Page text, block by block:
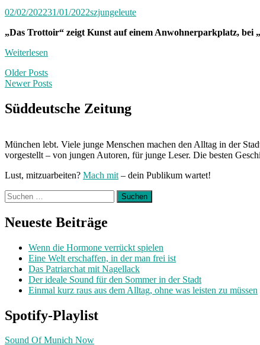
02/02/202231/01/2022szjungeleute
„Das Trottoir“ zeigt Kunst auf einem Anwohnerparkplatz, bei
Weiterlesen
Posts
navigation
Older Posts
Newer Posts
Süddeutsche Zeitung
München lebt. Viele junge Menschen machen den Alltag in der
vorgestellt – von jungen Autoren, für junge Leser. Die besten
Lust, mitzuarbeiten? Mach mit – dein Publikum wartet!
Suchen
nach:
Neueste Beiträge
Wenn die Hormone verrückt spielen
Eine Welt erschaffen, in der man frei ist
Das Patriarchat mit Nagellack
Der ideale Sound für den Sommer in der Stadt
Einmal kurz raus aus dem Alltag, ohne was leisten zu müssen
Spotify-Playlist
Sound Of Munich Now